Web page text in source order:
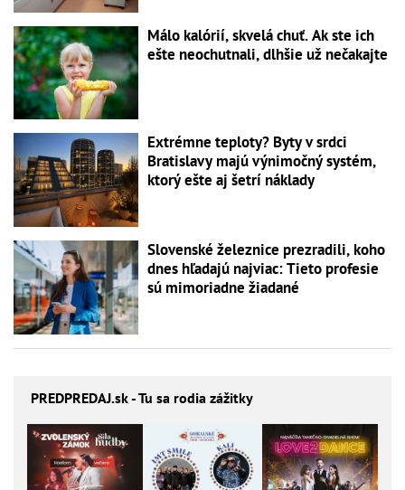
Málo kalórií, skvelá chuť. Ak ste ich
ešte neochutnali, dlhšie už nečakajte
Extrémne teploty? Byty v srdci
Bratislavy majú výnimočný systém,
ktorý ešte aj šetrí náklady
Slovenské železnice prezradili, koho
dnes hľadajú najviac: Tieto profesie
sú mimoriadne žiadané
PREDPREDAJ.sk - Tu sa rodia zážitky